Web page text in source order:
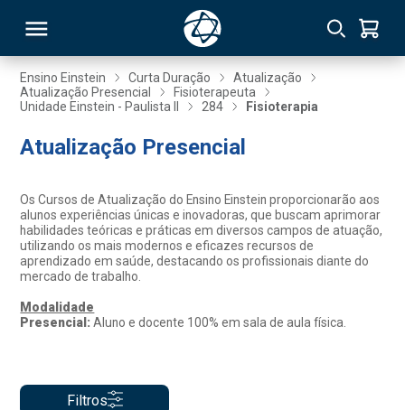
Ensino Einstein Curta Duração
Atualização
Atualização Presencial
Fisioterapeuta
Unidade Einstein - Paulista II
284 Fisioterapia
Atualização Presencial
Os Cursos de Atualização do Ensino Einstein proporcionarão aos
alunos experiências únicas e inovadoras, que buscam aprimorar
habilidades teóricas e práticas em diversos campos de atuação,
utilizando os mais modernos e eficazes recursos de
aprendizado em saúde, destacando os profissionais diante do
mercado de trabalho.
Modalidade
Presencial:Aluno e docente 100% em sala de aula física.
Filtros